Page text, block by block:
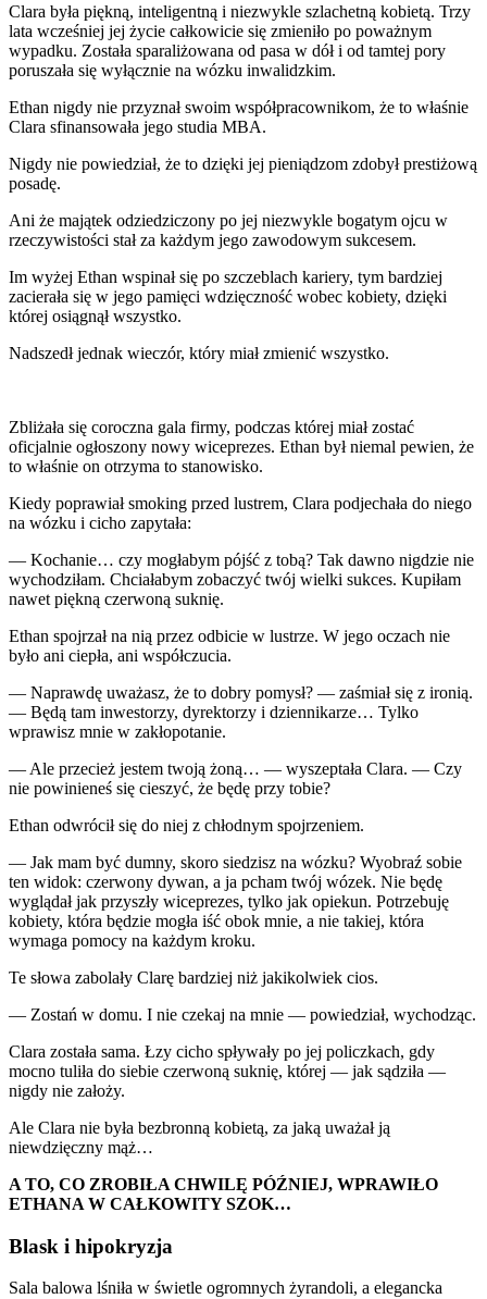
Clara była piękną, inteligentną i niezwykle szlachetną kobietą. Trzy
lata wcześniej jej życie całkowicie się zmieniło po poważnym
wypadku. Została sparaliżowana od pasa w dół i od tamtej pory
poruszała się wyłącznie na wózku inwalidzkim.
Ethan nigdy nie przyznał swoim współpracownikom, że to właśnie
Clara sfinansowała jego studia MBA.
Nigdy nie powiedział, że to dzięki jej pieniądzom zdobył prestiżową
posadę.
Ani że majątek odziedziczony po jej niezwykle bogatym ojcu w
rzeczywistości stał za każdym jego zawodowym sukcesem.
Im wyżej Ethan wspinał się po szczeblach kariery, tym bardziej
zacierała się w jego pamięci wdzięczność wobec kobiety, dzięki
której osiągnął wszystko.
Nadszedł jednak wieczór, który miał zmienić wszystko.
Zbliżała się coroczna gala firmy, podczas której miał zostać
oficjalnie ogłoszony nowy wiceprezes. Ethan był niemal pewien, że
to właśnie on otrzyma to stanowisko.
Kiedy poprawiał smoking przed lustrem, Clara podjechała do niego
na wózku i cicho zapytała:
— Kochanie… czy mogłabym pójść z tobą? Tak dawno nigdzie nie
wychodziłam. Chciałabym zobaczyć twój wielki sukces. Kupiłam
nawet piękną czerwoną suknię.
Ethan spojrzał na nią przez odbicie w lustrze. W jego oczach nie
było ani ciepła, ani współczucia.
— Naprawdę uważasz, że to dobry pomysł? — zaśmiał się z ironią.
— Będą tam inwestorzy, dyrektorzy i dziennikarze… Tylko
wprawisz mnie w zakłopotanie.
— Ale przecież jestem twoją żoną… — wyszeptała Clara. — Czy
nie powinieneś się cieszyć, że będę przy tobie?
Ethan odwrócił się do niej z chłodnym spojrzeniem.
— Jak mam być dumny, skoro siedzisz na wózku? Wyobraź sobie
ten widok: czerwony dywan, a ja pcham twój wózek. Nie będę
wyglądał jak przyszły wiceprezes, tylko jak opiekun. Potrzebuję
kobiety, która będzie mogła iść obok mnie, a nie takiej, która
wymaga pomocy na każdym kroku.
Te słowa zabolały Clarę bardziej niż jakikolwiek cios.
— Zostań w domu. I nie czekaj na mnie — powiedział, wychodząc.
Clara została sama. Łzy cicho spływały po jej policzkach, gdy
mocno tuliła do siebie czerwoną suknię, której — jak sądziła —
nigdy nie założy.
Ale Clara nie była bezbronną kobietą, za jaką uważał ją
niewdzięczny mąż…
A TO, CO ZROBIŁA CHWILĘ PÓŹNIEJ, WPRAWIŁO
ETHANA W CAŁKOWITY SZOK…
Blask i hipokryzja
Sala balowa lśniła w świetle ogromnych żyrandoli, a elegancka